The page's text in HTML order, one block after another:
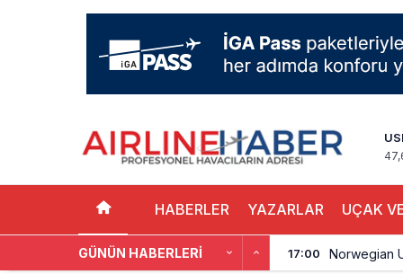
HABERLER YAZARLAR UÇAK
GÜNÜN HABERLERI 17:00 Norwegian